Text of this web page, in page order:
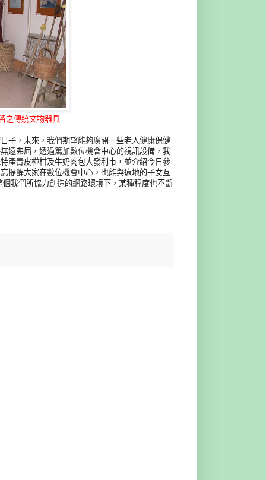
之傳統文物器具
子，未來，我們期望能夠廣開一些老人健康保健
遠弗屆，透過篤加數位機會中心的視訊設備，我
產青皮椪柑及牛奶肉包大發利市，並介紹今日參
提醒大家在數位機會中心，也能與遠地的子女互
我們所協力創造的網路環境下，某種程度也不斷